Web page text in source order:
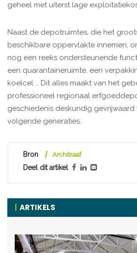
geheel met uiterst lage
Naast de depotruimtes, die het
beschikbare oppervlakte innemen,
nog een reeks ondersteunende
een quarantaineruimte, een
koelcel … Dit alles maakt van het
professioneel regionaal
geschiedenis deskundig
volgende generaties.
Bron Architraaf
Deel dit artikel
ARTIKELS